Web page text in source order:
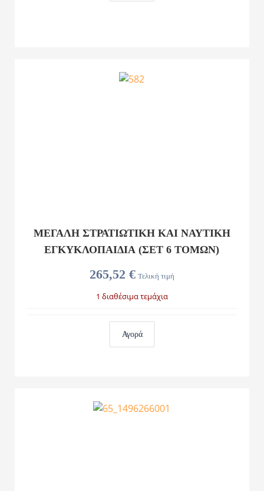
265,52 € Τελική τιμή
ΜΕΓΑΛΗ ΣΤΡΑΤΙΩΤΙΚΗ ΚΑΙ ΝΑΥΤΙΚΗ
ΕΓΚΥΚΛΟΠΑΙΔΙΑ (ΣΕΤ 6 ΤΌΜΩΝ)
1 διαθέσιμα τεμάχια
Αγορά